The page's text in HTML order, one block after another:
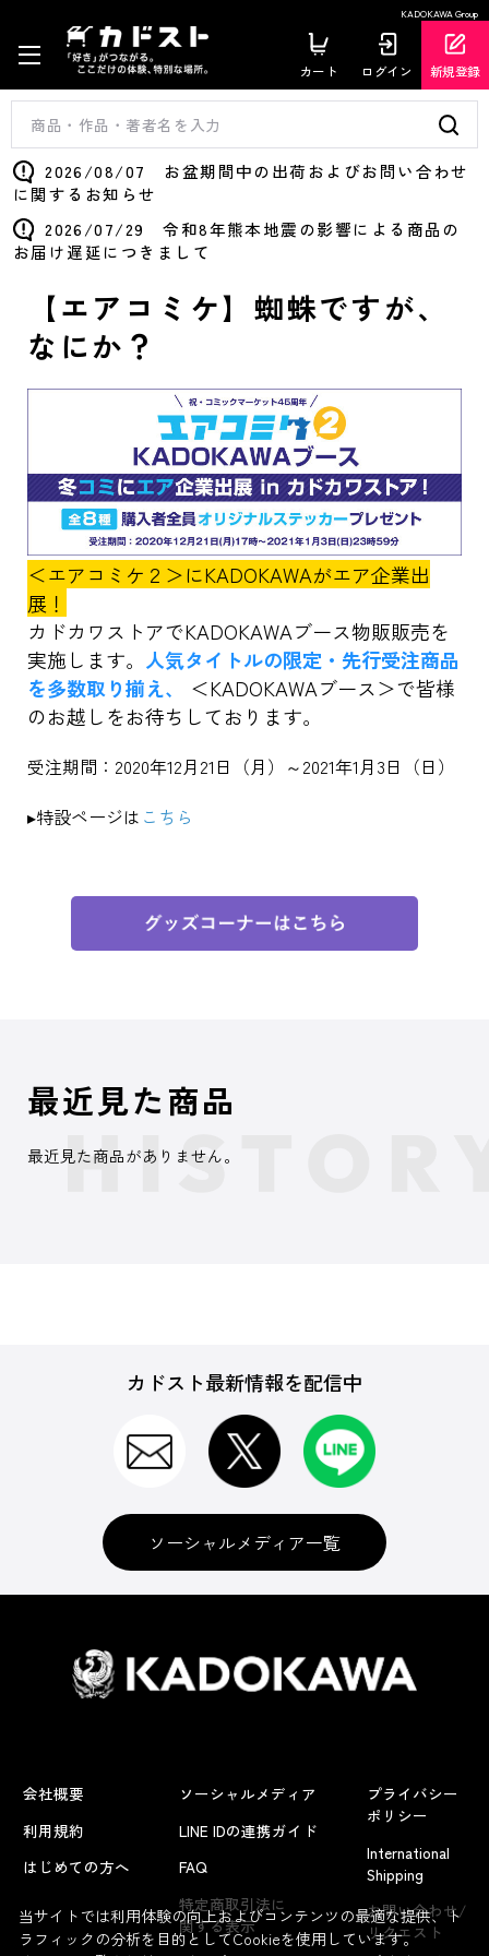
KADOKAWA Group
カート ログイン 新規登録
2026/08/07 お盆期間中の出荷およびお問い合わせ
に関するお知らせ
2026/07/29 令和8年熊本地震の影響による商品の
お届け遅延につきまして
【エアコミケ】蜘蛛ですが、
なにか？
＜エアコミケ２＞にKADOKAWAがエア企業出
展！
カドカワストアでKADOKAWAブース物販販売を
実施します。 人気タイトルの限定・先行受注商品
を多数取り揃え、
＜KADOKAWAブース＞で皆様
のお越しをお待ちしております。
受注期間：2020年12月21日（月）～2021年1月3日（日）
▸特設ページは こちら
最近見た商品
最近見た商品がありません。
カドスト最新情報を配信中
ソーシャルメディア一覧
会社概要
利用規約
はじめての方へ
ソーシャルメディア
LINE IDの連携ガイド
FAQ
特定商取引法に
関する表示
プライバシー
ポリシー
International
Shipping
お問い合わせ/
リクエスト
当サイトでは利用体験の向上およびコンテンツの最適な提供、ト
ラフィックの分析を目的としてCookieを使用しています。